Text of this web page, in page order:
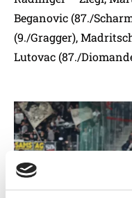
Beganovic (87./
(9./Gragger),
Lutovac (87./